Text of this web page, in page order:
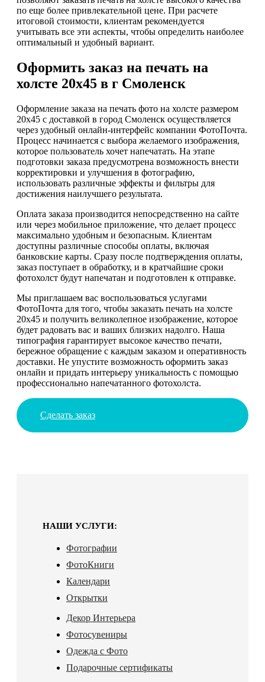
по еще более привлекательной цене. При расчете
итоговой стоимости, клиентам рекомендуется
учитывать все эти аспекты, чтобы определить наиболее
оптимальный и удобный вариант.
Оформить заказ на печать на
холсте 20х45 в г Смоленск
Оформление заказа на печать фото на холсте размером
20х45 с доставкой в город Смоленск осуществляется
через удобный онлайн-интерфейс компании ФотоПочта.
Процесс начинается с выбора желаемого изображения,
которое пользователь хочет напечатать. На этапе
подготовки заказа предусмотрена возможность внести
корректировки и улучшения в фотографию,
использовать различные эффекты и фильтры для
достижения наилучшего результата.
Оплата заказа производится непосредственно на сайте
или через мобильное приложение, что делает процесс
максимально удобным и безопасным. Клиентам
доступны различные способы оплаты, включая
банковские карты. Сразу после подтверждения оплаты,
заказ поступает в обработку, и в кратчайшие сроки
фотохолст будут напечатан и подготовлен к отправке.
Мы приглашаем вас воспользоваться услугами
ФотоПочта для того, чтобы заказать печать на холсте
20х45 и получить великолепное изображение, которое
будет радовать вас и ваших близких надолго. Наша
типография гарантирует высокое качество печати,
бережное обращение с каждым заказом и оперативность
доставки. Не упустите возможность оформить заказ
онлайн и придать интерьеру уникальность с помощью
профессионально напечатанного фотохолста.
Сделать заказ
НАШИ УСЛУГИ:
Фотографии
ФотоКниги
Календари
Открытки
Декор Интерьера
Фотосувениры
Одежда с Фото
Подарочные сертификаты